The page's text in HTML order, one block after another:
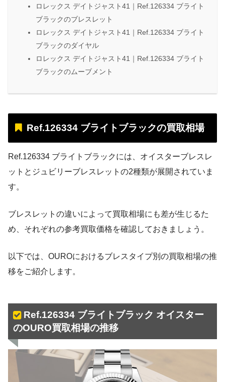
ロレックス デイトジャスト41｜Ref.126334 ブライト
ブラックのブレスレット
ロレックス デイトジャスト41｜Ref.126334 ブライト
ブラックのダイヤル
ロレックス デイトジャスト41｜Ref.126334 ブライト
ブラックのムーブメント
Ref.126334 ブライトブラックの買取相場
Ref.126334 ブライトブラックには、オイスターブレスレ
ットとジュビリーブレスレットの2種類が展開されていま
す。
ブレスレットの違いによって買取相場にも差が生じるた
め、それぞれの参考買取価格を確認しておきましょう。
以下では、OUROにおけるブレスタイプ別の買取相場の推
移をご紹介します。
Ref.126334 ブライトブラック オイスター
のOURO買取相場の推移